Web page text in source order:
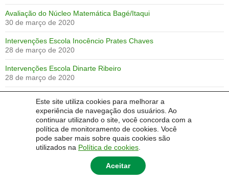
Este site utiliza cookies para melhorar a
experiência de navegação dos usuários. Ao
continuar utilizando o site, você concorda com a
política de monitoramento de cookies. Você
pode saber mais sobre quais cookies são
utilizados na Política de cookies
Aceitar
Avaliação do Núcleo Matemática Bagé/Itaqui
30 de março de 2020
Intervenções Escola Inocêncio Prates Chaves
28 de março de 2020
Intervenções Escola Dinarte Ribeiro
28 de março de 2020
28 de março de 2020
Portfólio de Ana Lisiane Lopes da Silva
27 de março de 2020